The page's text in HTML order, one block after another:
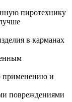
пиротехнику
в карманах
применению и
повреждениями